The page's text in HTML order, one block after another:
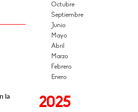
la
Octubre
Septiembre
Junio
Mayo
Abril
Marzo
Febrero
Enero
2025